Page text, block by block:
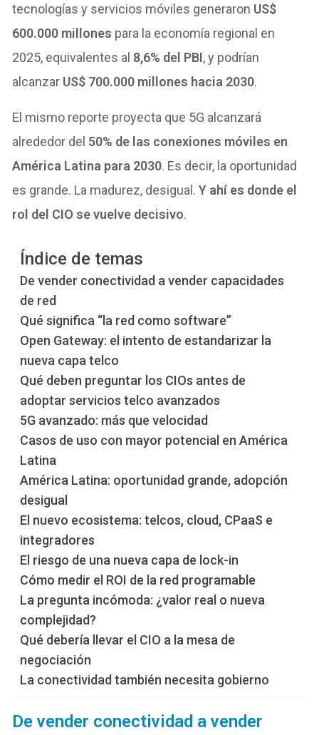
tecnologías y servicios móviles generaron US$
600.000 millones para la economía regional en
2025, equivalentes al 8,6% del PBI, y podrían
alcanzar US$ 700.000 millones hacia 2030.
El mismo reporte proyecta que 5G alcanzará
alrededor del 50% de las conexiones móviles en
América Latina para 2030. Es decir, la oportunidad
es grande. La madurez, desigual.Y ahí es donde el
rol del CIO se vuelve decisivo.
Índice de temas
De vender conectividad a vender capacidades
de red
Qué significa “la red como software”
Open Gateway: el intento de estandarizar la
nueva capa telco
Qué deben preguntar los CIOs antes de
adoptar servicios telco avanzados
5G avanzado: más que velocidad
Casos de uso con mayor potencial en América
Latina
América Latina: oportunidad grande, adopción
desigual
El nuevo ecosistema: telcos, cloud, CPaaS e
integradores
El riesgo de una nueva capa de lock-in
Cómo medir el ROI de la red programable
La pregunta incómoda: ¿valor real o nueva
complejidad?
Qué debería llevar el CIO a la mesa de
negociación
La conectividad también necesita gobierno
De vender conectividad a vender